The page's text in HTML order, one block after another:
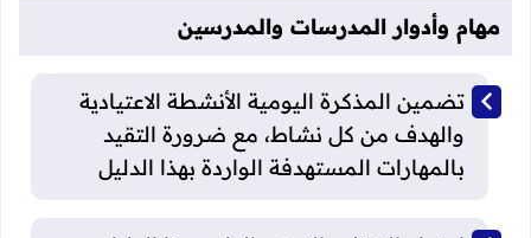
مهام وأدوار المدرسات والمدرسين
تضمين المذكرة اليومية الأنشطة الاعتيادية
والهدف من كل نشاط، مع ضرورة التقيد
بالمهارات المستهدفة الواردة بهذا الدليل